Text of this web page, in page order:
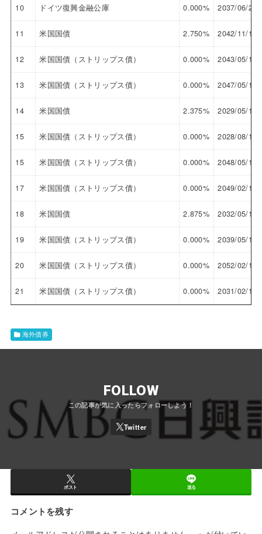
10 ドイツ復興金融公庫 0.000% 2037/06/29
11 米国国債 2.750% 2042/11/15
12 米国国債（ストリップス債） 0.000% 2043/05/15
13 米国国債（ストリップス債） 0.000% 2047/05/15
14 米国国債 2.375% 2029/05/15
15 米国国債（ストリップス債） 0.000% 2028/08/15
15 米国国債（ストリップス債） 0.000% 2048/05/15
17 米国国債（ストリップス債） 0.000% 2049/02/15
18 米国国債 2.875% 2032/05/15
19 米国国債（ストリップス債） 0.000% 2039/05/15
20 米国国債（ストリップス債） 0.000% 2052/02/15
21 米国国債（ストリップス債） 0.000% 2031/02/15
海外債券
FOLLOW
ポスト 送る
コメントを残す